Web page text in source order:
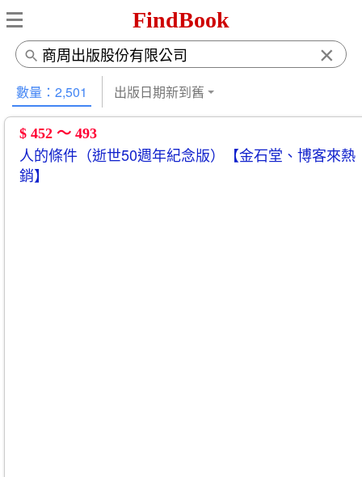
FindBook
×
數量：2,501 出版日期新到舊
$ 452 ～ 493
人的條件（逝世50週年紀念版）【金石堂、博客來熱
銷】